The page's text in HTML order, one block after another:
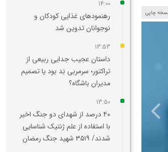
چاپی
14:00
رهنمودهای غذایی کودکان و
نوجوانان تدوین شد
13:53
داستان عجیب جدایی ربیعی از
تراکتور؛ سرمربی بَد بود یا تصمیم
مدیران باشگاه؟
13:50
۴۰ درصد از شهدای دو جنگ اخیر
با استفاده از علم ژنتیک شناسایی
شدند/ ۳۵۱۹ شهید جنگ رمضان